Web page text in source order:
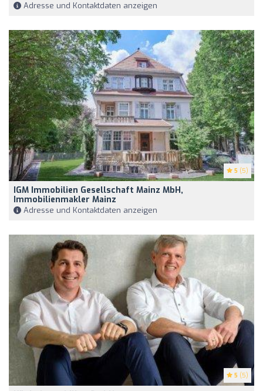
Adresse und Kontaktdaten anzeigen
5 (5)
IGM Immobilien Gesellschaft Mainz MbH,
Immobilienmakler Mainz
Adresse und Kontaktdaten anzeigen
5 (5)